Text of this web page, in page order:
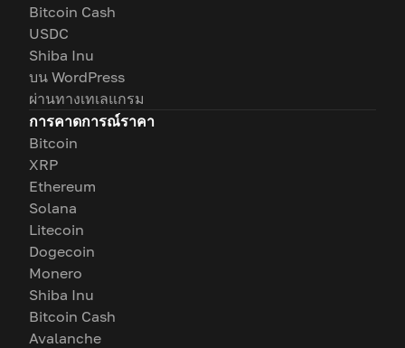
Bitcoin Cash
USDC
Shiba Inu
บน WordPress
ผ่านทางเทเลแกรม
การคาดการณ์ราคา
Bitcoin
XRP
Ethereum
Solana
Litecoin
Dogecoin
Monero
Shiba Inu
Bitcoin Cash
Avalanche